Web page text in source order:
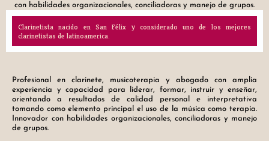
con habilidades organizacionales, conciliadoras y manejo de grupos.
Clarinetista nacido en San Félix y considerado uno de los mejores
clarinetistas de latinoamerica.
Profesional en clarinete, musicoterapia y abogado con amplia
experiencia y capacidad para liderar, formar, instruir y enseñar,
orientando a resultados de calidad personal e interpretativa
tomando como elemento principal el uso de la música como terapia.
Innovador con habilidades organizacionales, conciliadoras y manejo
de grupos.